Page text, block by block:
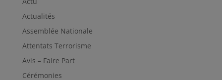
Actualités
Assemblée Nationale
Attentats Terrorisme
Avis – Faire Part
Cérémonies